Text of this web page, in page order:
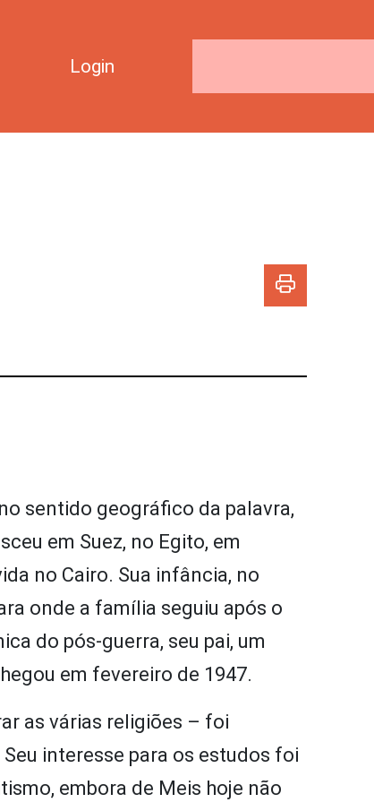
Login
sentido geográfico da palavra,
em Suez, no Egito, em
no Cairo. Sua infância, no
onde a família seguiu após o
do pós-guerra, seu pai, um
em fevereiro de 1947.
as várias religiões – foi
interesse para os estudos foi
embora de Meis hoje não